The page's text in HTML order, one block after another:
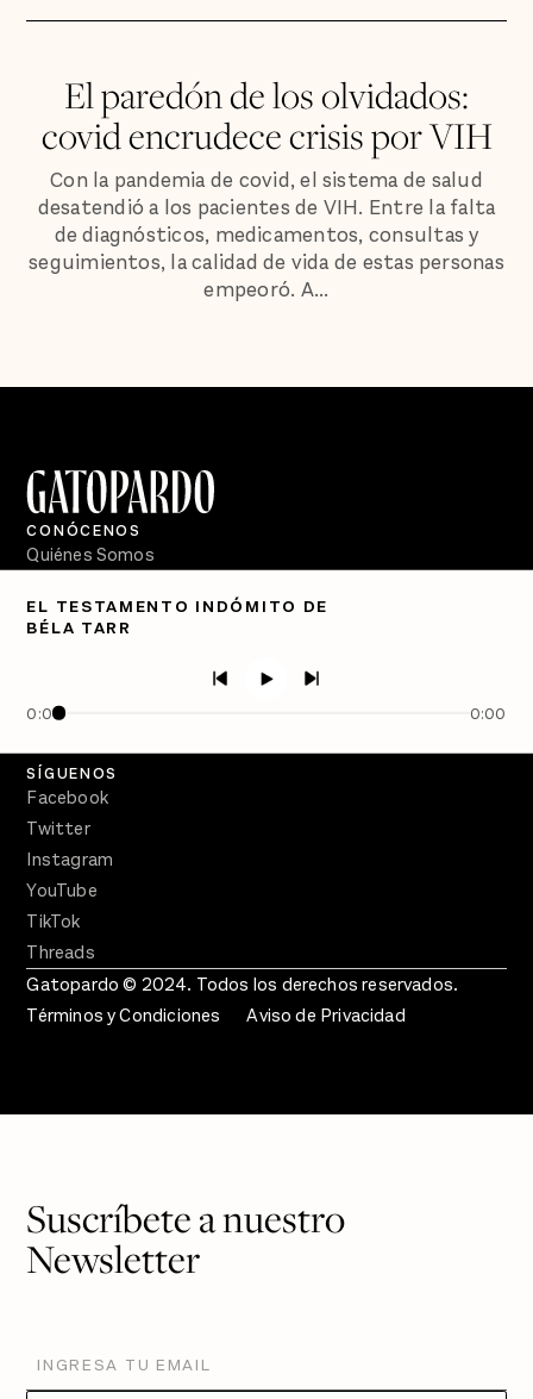
El paredón de los olvidados:
covid encrudece crisis por VIH
Con la pandemia de covid, el sistema de salud
desatendió a los pacientes de VIH. Entre la falta
de diagnósticos, medicamentos, consultas y
seguimientos, la calidad de vida de estas personas
empeoró. A...
EL TESTAMENTO INDÓMITO DE
BÉLA TARR
0:00 0:00
CONÓCENOS
Quiénes Somos
PÓDCASTS
Crecer en Distopía
SÍGUENOS
Facebook
Twitter
Instagram
YouTube
TikTok
Threads
Gatopardo © 2024. Todos los derechos reservados.
Términos y Condiciones
Aviso de Privacidad
Suscríbete a nuestro
Newsletter